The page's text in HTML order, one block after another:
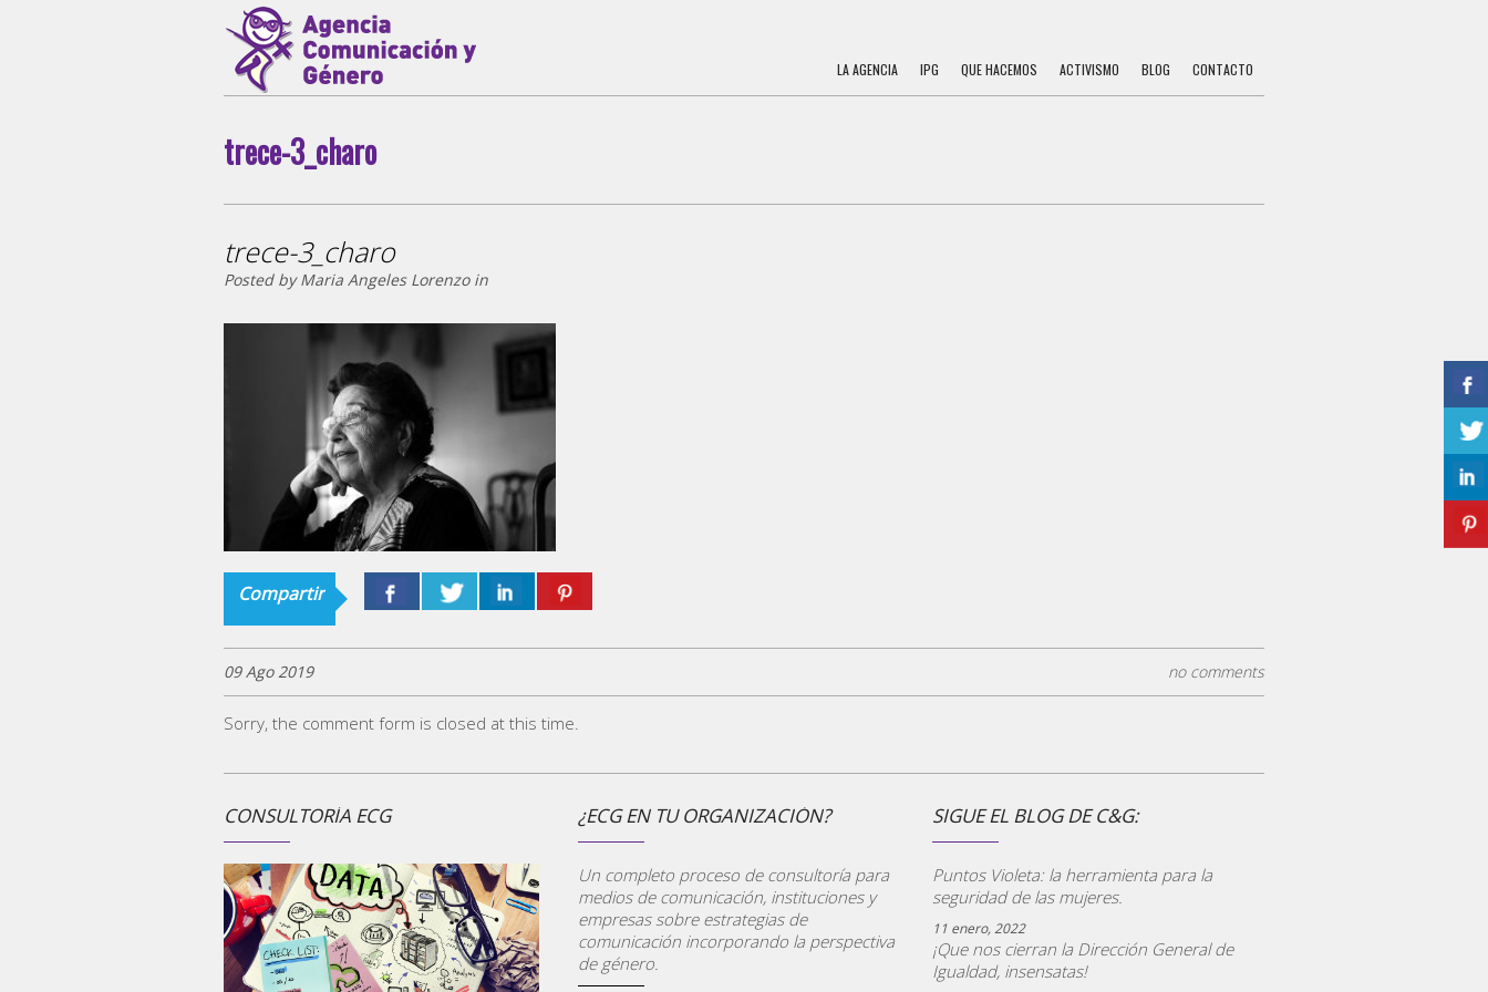
LA AGENCIA IPG QUE HACEMOS ACTIVISMO BLOG CONTACTO
trece-3_charo
trece-3_charo
Posted by Maria Angeles Lorenzo in
Compartir
09 Ago 2019 no comments
Sorry, the comment form is closed at this time.
CONSULTORÍA ECG ¿ECG EN TU ORGANIZACIÓN?
Un completo proceso de consultoría para
medios de comunicación, instituciones y
empresas sobre estrategias de
comunicación incorporando la perspectiva
de género.
SIGUE EL BLOG DE C&G:
Puntos Violeta: la herramienta para la
seguridad de las mujeres.
11 enero, 2022
¡Que nos cierran la Dirección General de
Igualdad, insensatas!